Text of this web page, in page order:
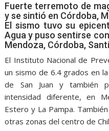
Fuerte terremoto de
y se sintió en Córdoba,
El sismo tuvo su
Agua y puso sentirse
Mendoza, Córdoba,
El Instituto Nacional de
un sismo de 6.4 grados en
de San Juan y también
intensidad diferente, en
Estero y La Pampa.
otras zonas del centro de